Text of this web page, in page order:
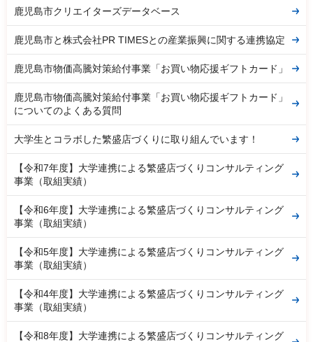
鹿児島市クリエイターズデータベース
鹿児島市と株式会社PR TIMESとの産業振興に関する連携協定
鹿児島市物価高騰対策給付事業「お買い物応援ギフトカード」
鹿児島市物価高騰対策給付事業「お買い物応援ギフトカード」
についてのよくある質問
大学生とコラボした繁盛店づくりに取り組んでいます！
【令和7年度】大学連携による繁盛店づくりコンサルティング
事業（取組実績）
【令和6年度】大学連携による繁盛店づくりコンサルティング
事業（取組実績）
【令和5年度】大学連携による繁盛店づくりコンサルティング
事業（取組実績）
【令和4年度】大学連携による繁盛店づくりコンサルティング
事業（取組実績）
【令和8年度】大学連携による繁盛店づくりコンサルティング